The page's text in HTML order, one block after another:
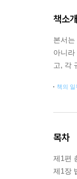
책소개
본서
아니
고, 각
책의
목차
제1편
제1장